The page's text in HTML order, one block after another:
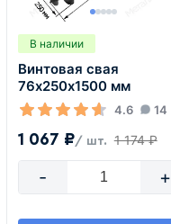
В наличии
Винтовая свая
76х250х1500 мм
4.6 14
1 067 ₽/ шт. 1 174 ₽
- +